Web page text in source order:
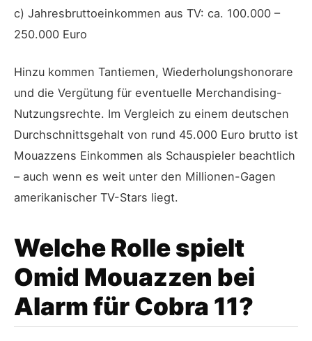
c) Jahresbruttoeinkommen aus TV: ca. 100.000 –
250.000 Euro
Hinzu kommen Tantiemen, Wiederholungshonorare
und die Vergütung für eventuelle Merchandising-
Nutzungsrechte. Im Vergleich zu einem deutschen
Durchschnittsgehalt von rund 45.000 Euro brutto ist
Mouazzens Einkommen als Schauspieler beachtlich
– auch wenn es weit unter den Millionen-Gagen
amerikanischer TV-Stars liegt.
Welche Rolle spielt
Omid Mouazzen bei
Alarm für Cobra 11?